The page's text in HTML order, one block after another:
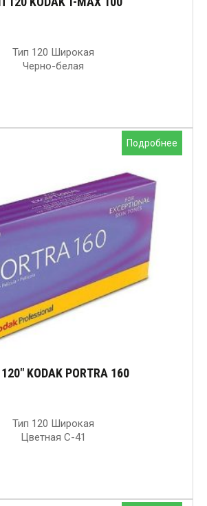
Тип 120 Широкая
Черно-белая
Подробнее
KODAK PORTRA 160
Тип 120 Широкая
Цветная C-41